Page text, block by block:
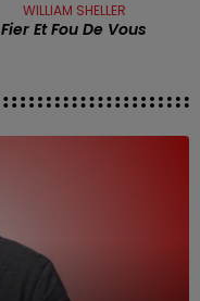
WILLIAM SHELLER
Fier Et Fou De Vous